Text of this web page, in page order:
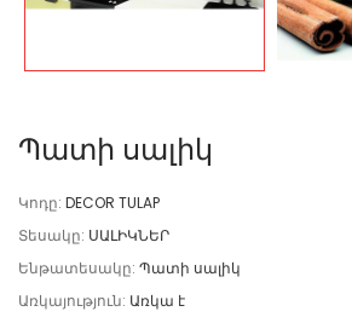
Պատի սալիկ
Կոդը: DECOR TULAP
Տեսակը: ՍԱԼԻԿՆԵՐ
Ենթատեսակը: Պատի սալիկ
Առկայություն: Առկա է